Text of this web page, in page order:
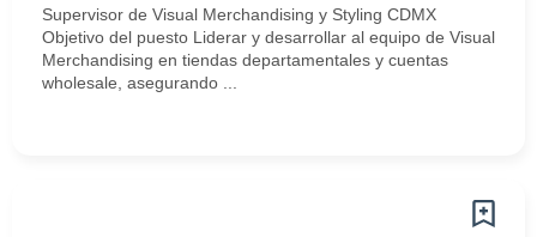
Supervisor de Visual Merchandising y Styling CDMX
Objetivo del puesto Liderar y desarrollar al equipo de Visual
Merchandising en tiendas departamentales y cuentas
wholesale, asegurando ...